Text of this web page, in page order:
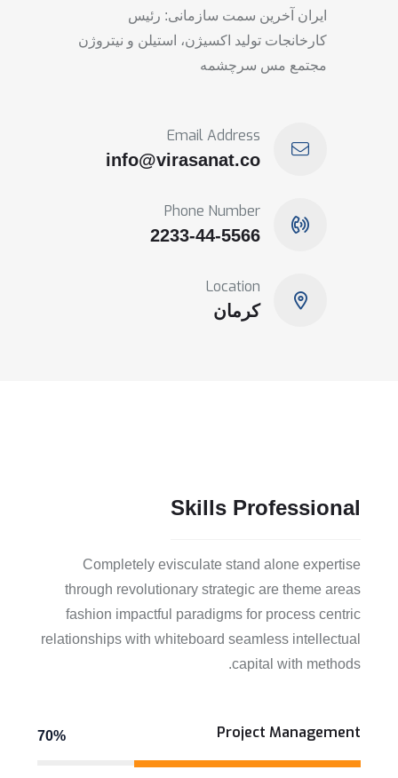
ایران آخرین سمت سازمانی: رئیس
کارخانجات تولید اکسیژن، استیلن و نیتروژن
مجتمع مس سرچشمه
Email Address
info@virasanat.co
Phone Number
2233-44-5566
Location
کرمان
Professional
Skills
Completely evisculate stand alone expertise
through revolutionary strategic are theme areas
fashion impactful paradigms for process centric
relationships with whiteboard seamless intellectual
capital with methods.
Project Management
70%